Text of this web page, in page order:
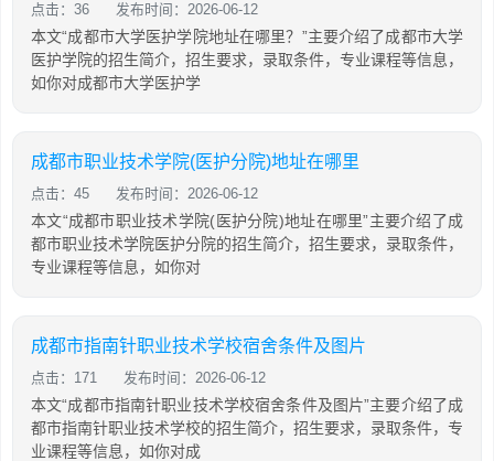
点击：36 发布时间：2026-06-12
本文“成都市大学医护学院地址在哪里？”主要介绍了成都市大学
医护学院的招生简介，招生要求，录取条件，专业课程等信息，
如你对成都市大学医护学
成都市职业技术学院(医护分院)地址在哪里
点击：45 发布时间：2026-06-12
本文“成都市职业技术学院(医护分院)地址在哪里”主要介绍了成
都市职业技术学院医护分院的招生简介，招生要求，录取条件，
专业课程等信息，如你对
成都市指南针职业技术学校宿舍条件及图片
点击：171 发布时间：2026-06-12
本文“成都市指南针职业技术学校宿舍条件及图片”主要介绍了成
都市指南针职业技术学校的招生简介，招生要求，录取条件，专
业课程等信息，如你对成